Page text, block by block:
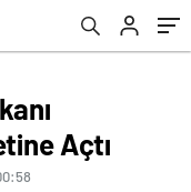
Açtı